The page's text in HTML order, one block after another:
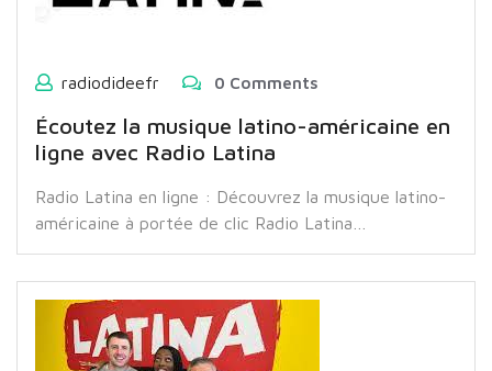
radiodideefr 0 Comments
Écoutez la musique latino-américaine en
ligne avec Radio Latina
Radio Latina en ligne : Découvrez la musique latino-
américaine à portée de clic Radio Latina…